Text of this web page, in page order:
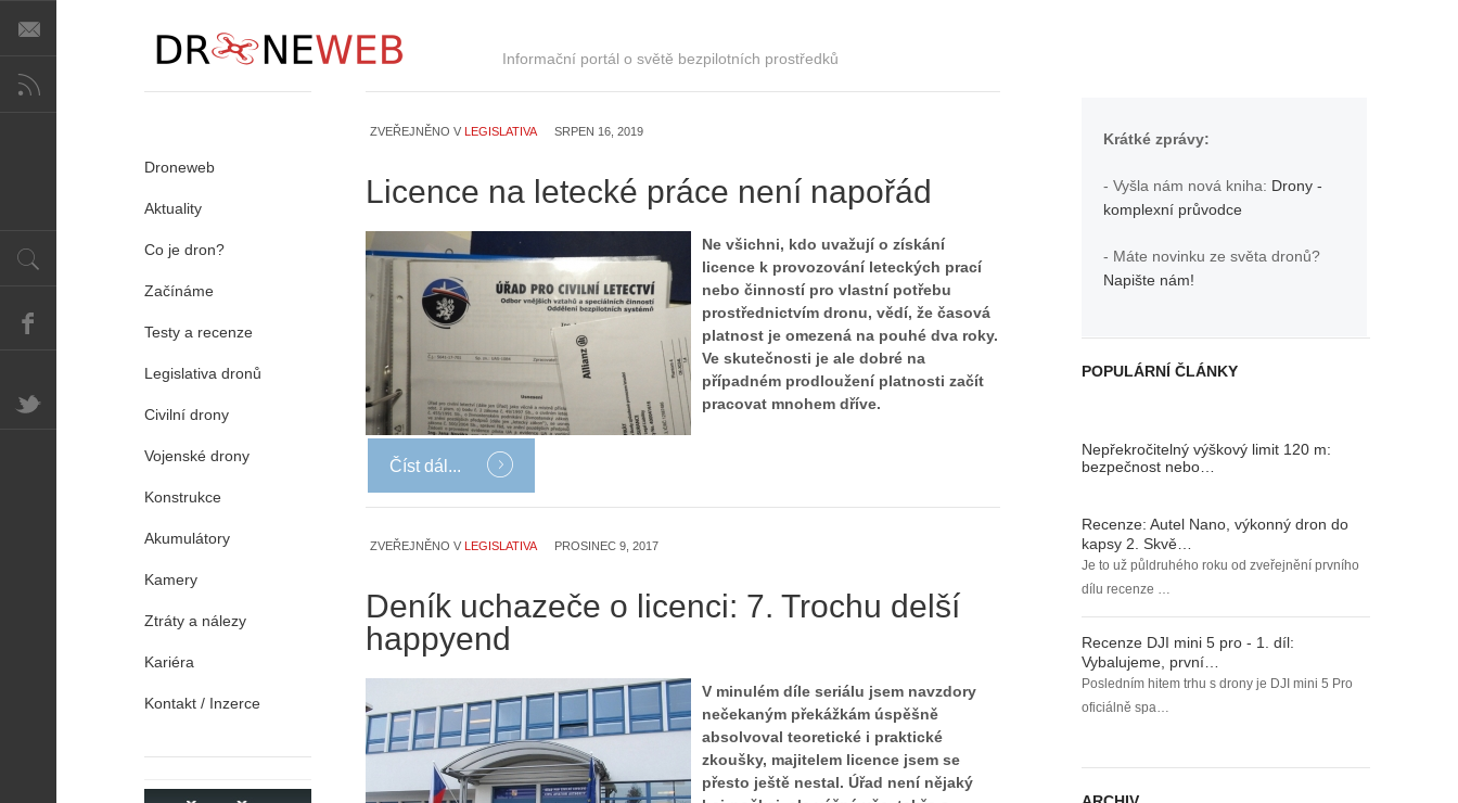
Informační portál o světě bezpilotních prostředků
ZVEŘEJNĚNO V LEGISLATIVA SRPEN 16, 2019
Licence na letecké práce není napořád
Ne všichni, kdo uvažují o získání
licence k provozování leteckých prací
nebo činností pro vlastní potřebu
prostřednictvím dronu, vědí, že časová
platnost je omezená na pouhé dva roky.
Ve skutečnosti je ale dobré na
případném prodloužení platnosti začít
pracovat mnohem dříve.
Číst dál...
ZVEŘEJNĚNO V LEGISLATIVA PROSINEC 9, 2017
Deník uchazeče o licenci: 7. Trochu delší
happyend
V minulém díle seriálu jsem navzdory
nečekaným překážkám úspěšně
absolvoval teoretické i praktické
zkoušky, majitelem licence jsem se
přesto ještě nestal. Úřad není nějaký
Droneweb
Aktuality
Co je dron?
Začínáme
Testy a recenze
Legislativa dronů
Civilní drony
Vojenské drony
Konstrukce
Akumulátory
Kamery
Ztráty a nálezy
Kariéra
Kontakt / Inzerce
Krátké zprávy:
- Vyšla nám nová kniha: Drony -
komplexní průvodce
- Máte novinku ze světa dronů?
Napište nám!
POPULÁRNÍ ČLÁNKY
Nepřekročitelný výškový limit 120 m:
bezpečnost nebo…
Recenze: Autel Nano, výkonný dron do
kapsy 2. Skvě…
Je to už půldruhého roku od zveřejnění prvního
dílu recenze …
Recenze DJI mini 5 pro - 1. díl:
Vybalujeme, první…
Posledním hitem trhu s drony je DJI mini 5 Pro
oficiálně spa…